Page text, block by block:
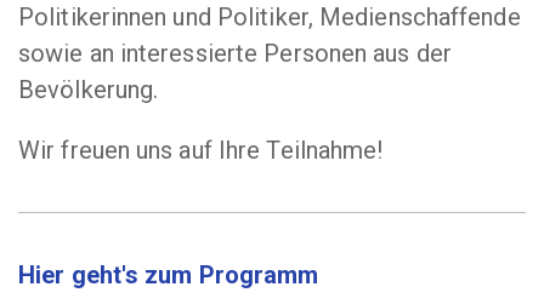
Politikerinnen und Politiker, Medienschaffende
sowie an interessierte Personen aus der
Bevölkerung.
Wir freuen uns auf Ihre Teilnahme!
Hier geht's zum Programm